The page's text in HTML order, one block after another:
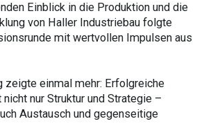
Einblick in die Produktion und die
von Haller Industriebau folgte
mit wertvollen Impulsen aus
zeigte einmal mehr: Erfolgreiche
nur Struktur und Strategie –
Austausch und gegenseitige